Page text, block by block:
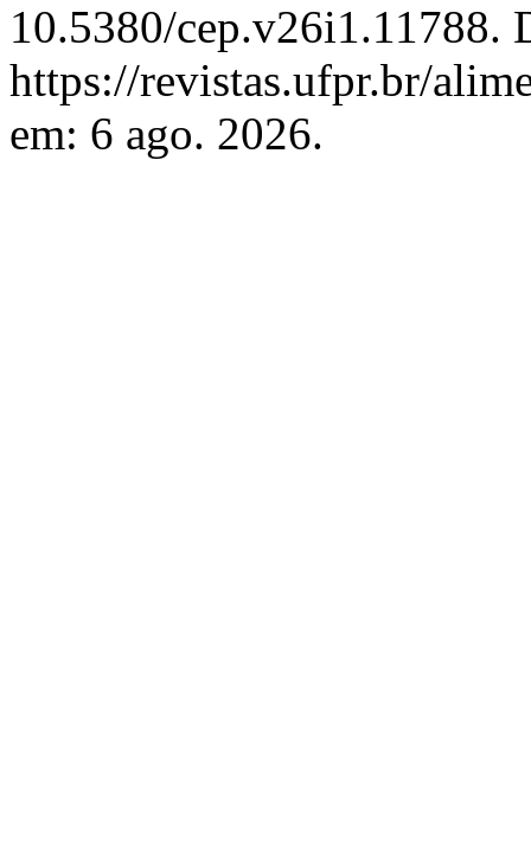
10.5380/cep.v26i1.11788.
https://revistas.ufpr.br/
em: 6 ago. 2026.